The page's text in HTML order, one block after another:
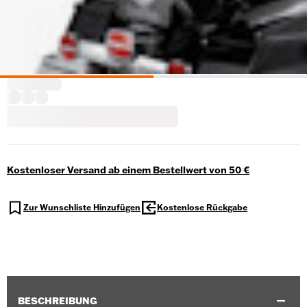
Kostenloser Versand ab einem Bestellwert von 50 €
Zur Wunschliste Hinzufügen Kostenlose Rückgabe
BESCHREIBUNG